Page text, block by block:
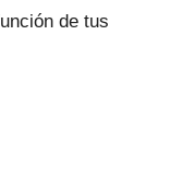
de tus